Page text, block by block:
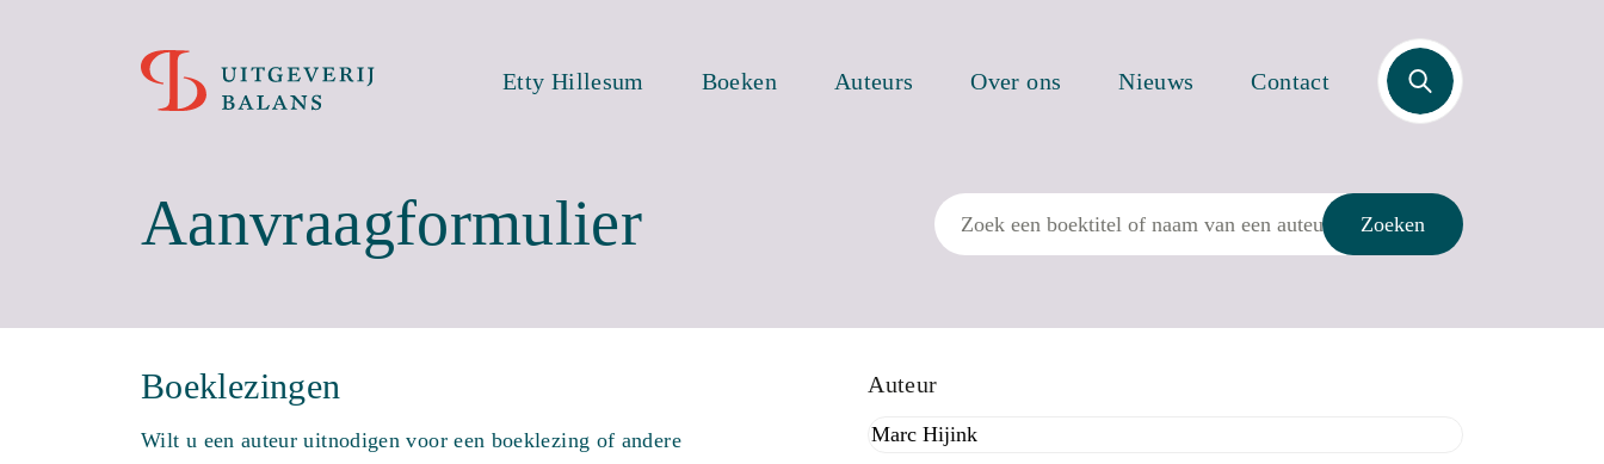
Etty Hillesum Boeken Auteurs Over ons Nieuws Contact
Zoek
Aanvraagformulier Zoek
Zoeken
Boeklezingen
Wilt u een auteur uitnodigen voor een boeklezing of andere
Auteur